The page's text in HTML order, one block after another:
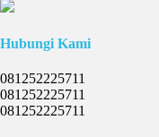
Hubungi Kami
081252225711
081252225711
081252225711